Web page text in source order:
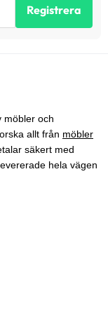
Registrera
möbler och
allt från möbler
säkert med
hela vägen